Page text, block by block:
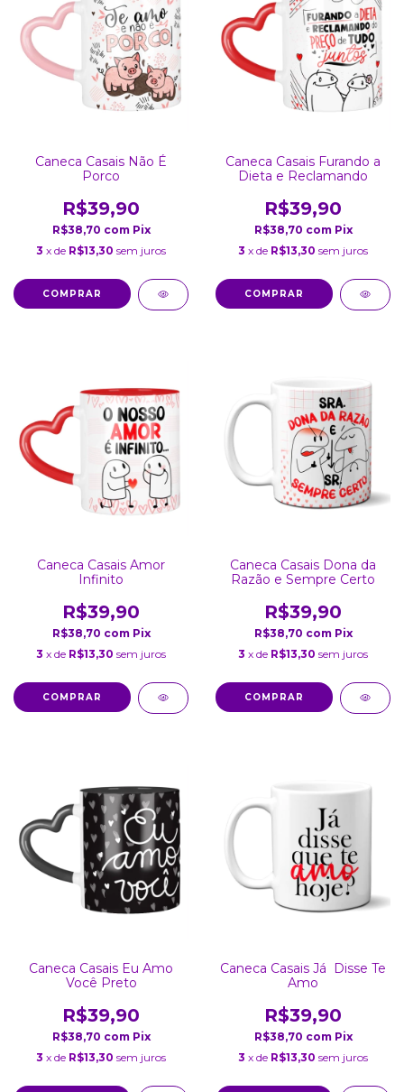
Caneca Casais Não É
Porco
R$39,90
R$38,70 com Pix
3 x de R$13,30 sem juros
COMPRAR
Caneca Casais Furando a
Dieta e Reclamando
R$39,90
R$38,70 com Pix
3 x de R$13,30 sem juros
COMPRAR
Caneca Casais Amor
Infinito
R$39,90
R$38,70 com Pix
3 x de R$13,30 sem juros
COMPRAR
Caneca Casais Dona da
Razão e Sempre Certo
R$39,90
R$38,70 com Pix
3 x de R$13,30 sem juros
COMPRAR
Caneca Casais Eu Amo
Você Preto
R$39,90
R$38,70 com Pix
3 x de R$13,30 sem juros
Caneca Casais Já Disse Te
Amo
R$39,90
R$38,70 com Pix
3 x de R$13,30 sem juros